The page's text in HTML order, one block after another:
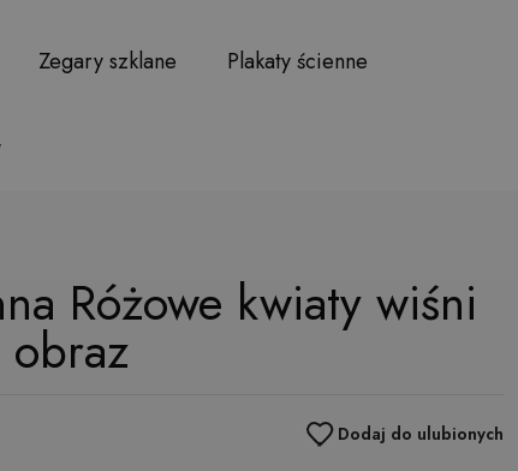
Zegary szklane Plakaty ścienne
Różowe kwiaty wiśni
obraz
Dodaj do ulubionych